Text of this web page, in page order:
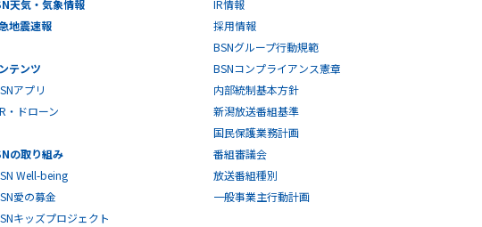
天気・気象情報
地震速報
テンツ
アプリ
・ドローン
の取り組み
Well-being
愛の募金
キッズプロジェクト
IR情報
採用情報
BSNグループ行動規範
BSNコンプライアンス憲章
内部統制基本方針
新潟放送番組基準
国民保護業務計画
番組審議会
放送番組種別
一般事業主行動計画